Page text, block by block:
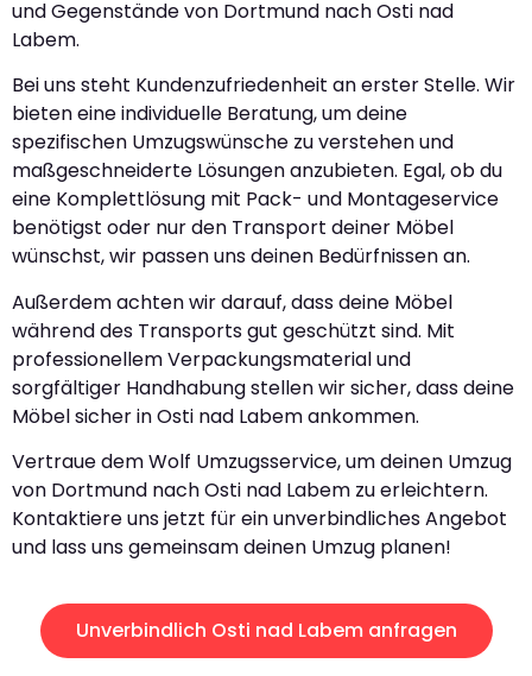
und Gegenstände von Dortmund nach Osti nad
Labem.
Bei uns steht Kundenzufriedenheit an erster Stelle. Wir
bieten eine individuelle Beratung, um deine
spezifischen Umzugswünsche zu verstehen und
maßgeschneiderte Lösungen anzubieten. Egal, ob du
eine Komplettlösung mit Pack- und Montageservice
benötigst oder nur den Transport deiner Möbel
wünschst, wir passen uns deinen Bedürfnissen an.
Außerdem achten wir darauf, dass deine Möbel
während des Transports gut geschützt sind. Mit
professionellem Verpackungsmaterial und
sorgfältiger Handhabung stellen wir sicher, dass deine
Möbel sicher in Osti nad Labem ankommen.
Vertraue dem Wolf Umzugsservice, um deinen Umzug
von Dortmund nach Osti nad Labem zu erleichtern.
Kontaktiere uns jetzt für ein unverbindliches Angebot
und lass uns gemeinsam deinen Umzug planen!
Unverbindlich Osti nad Labem anfragen